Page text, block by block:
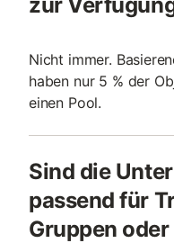
Nicht immer.
haben nur 5 % der
einen Pool.
Sind die
passend für
Gruppen